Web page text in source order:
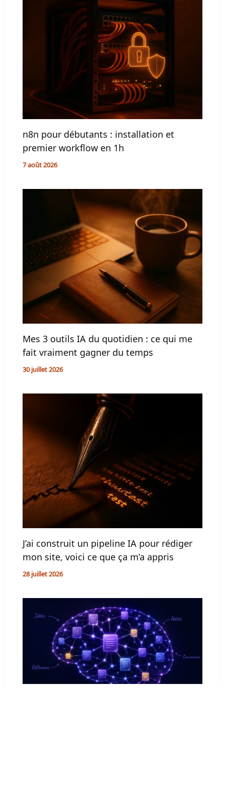
n8n pour débutants : installation et
premier workflow en 1h
7 août 2026
Mes 3 outils IA du quotidien : ce qui me
fait vraiment gagner du temps
30 juillet 2026
J’ai construit un pipeline IA pour rédiger
mon site, voici ce que ça m’a appris
28 juillet 2026